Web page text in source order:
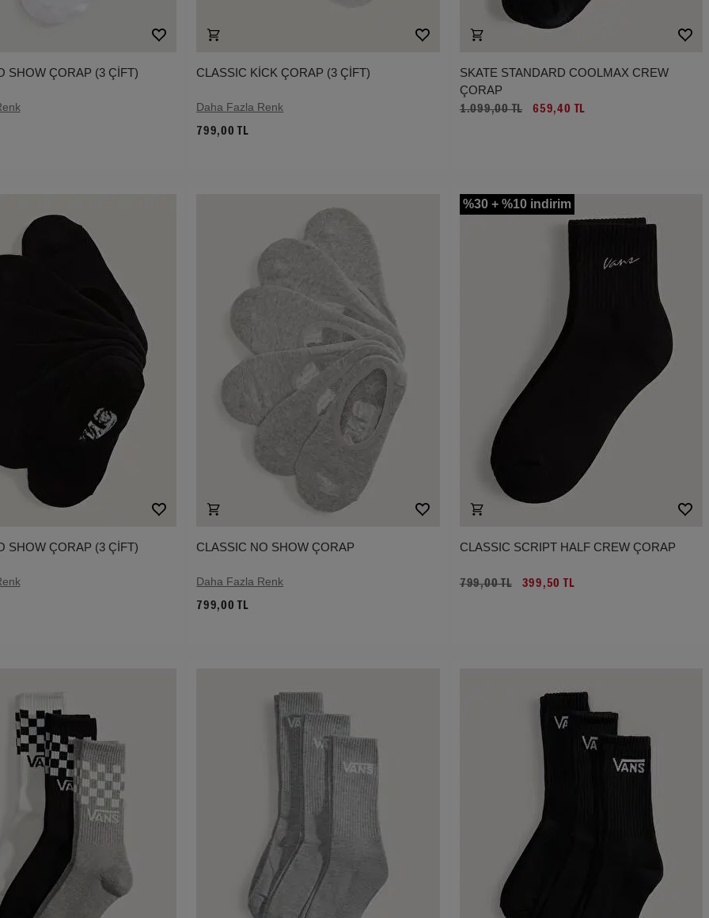
SHOW ÇORAP (3 ÇİFT) CLASSIC KİCK ÇORAP (3 ÇİFT)
Daha Fazla Renk
799,00 TL
SKATE STANDARD COOLMAX CREW
ÇORAP
1.099,00 TL 659,40 TL
SHOW ÇORAP (3 ÇİFT) CLASSIC NO SHOW ÇORAP
Daha Fazla Renk
799,00 TL
%30 + %10 indirim
CLASSIC SCRIPT HALF CREW ÇORAP
799,00 TL 399,50 TL